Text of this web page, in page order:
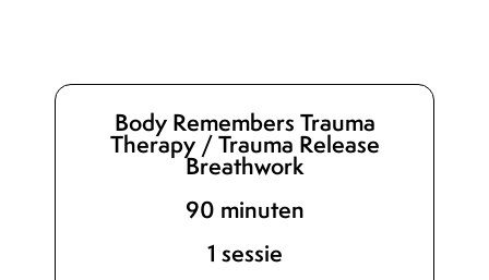
Body Remembers Trauma
Therapy / Trauma Release
Breathwork
90 minuten
1 sessie